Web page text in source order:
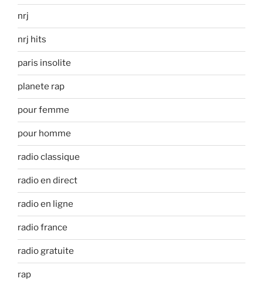
nrj
nrj hits
paris insolite
planete rap
pour femme
pour homme
radio classique
radio en direct
radio en ligne
radio france
radio gratuite
rap